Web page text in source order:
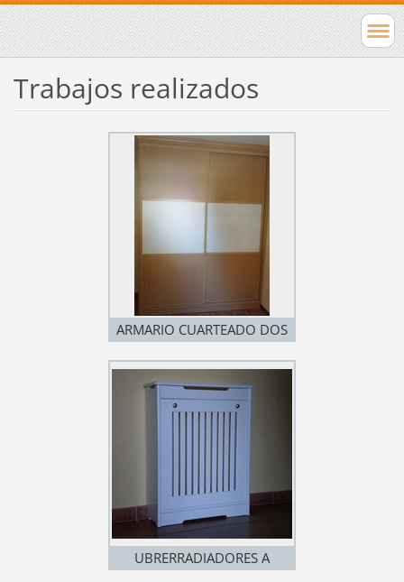
Trabajos realizados
ARMARIO CUARTEADO DOS
UBRERRADIADORES A